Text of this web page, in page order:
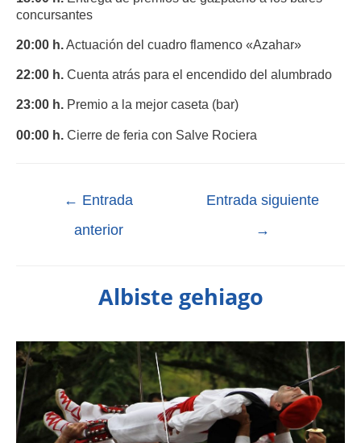
concursantes
20:00 h.Actuación del cuadro flamenco «Azahar»
22:00 h. Cuenta atrás para el encendido del alumbrado
23:00 h. Premio a la mejor caseta (bar)
00:00 h. Cierre de feria con Salve Rociera
← Entrada
anterior
Entrada siguiente
→
Albiste gehiago